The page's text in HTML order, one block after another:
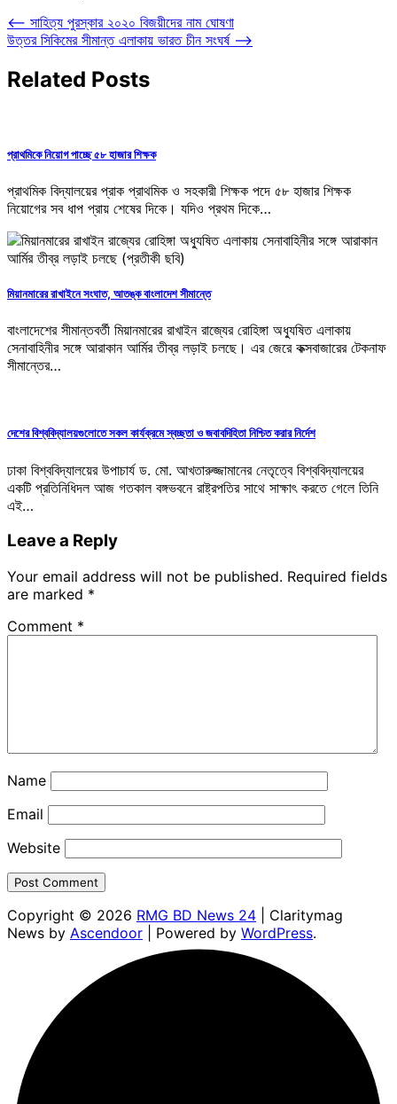
Post
navigation
⟵ সাহিত্য পুরস্কার ২০২০ বিজয়ীদের নাম ঘোষণা
উত্তর সিকিমের সীমান্ত এলাকায় ভারত চীন সংঘর্ষ ⟶
Related Posts
প্রাথমিকে নিয়োগ পাচ্ছে ৫৮ হাজার শিক্ষক
প্রাথমিক বিদ্যালয়ের প্রাক প্রাথমিক ও সহকারী শিক্ষক পদে ৫৮ হাজার শিক্ষক
নিয়োগের সব ধাপ প্রায় শেষের দিকে। যদিও প্রথম দিকে…
মিয়ানমারের রাখাইনে সংঘাত, আতঙ্ক বাংলাদেশ সীমান্তে
বাংলাদেশের সীমান্তবর্তী মিয়ানমারের রাখাইন রাজ্যের রোহিঙ্গা অধ্যুষিত এলাকায়
সেনাবাহিনীর সঙ্গে আরাকান আর্মির তীব্র লড়াই চলছে। এর জেরে কক্সবাজারের টেকনাফ
সীমান্তের…
দেশের বিশ্ববিদ্যালয়গুলোতে সকল কার্যক্রমে স্বচ্ছতা ও জবাবদিহিতা নিশ্চিত করার নির্দেশ
ঢাকা বিশ্ববিদ্যালয়ের উপাচার্য ড. মো. আখতারুজ্জামানের নেতৃত্বে বিশ্ববিদ্যালয়ের
একটি প্রতিনিধিদল আজ গতকাল বঙ্গভবনে রাষ্ট্রপতির সাথে সাক্ষাৎ করতে গেলে তিনি
এই…
Leave a Reply
Your email address will not be published. Required fields
are marked *
Comment *
Name
Email
Website
Copyright © 2026 RMG BD News 24 | Claritymag
News by Ascendoor | Powered by WordPress.